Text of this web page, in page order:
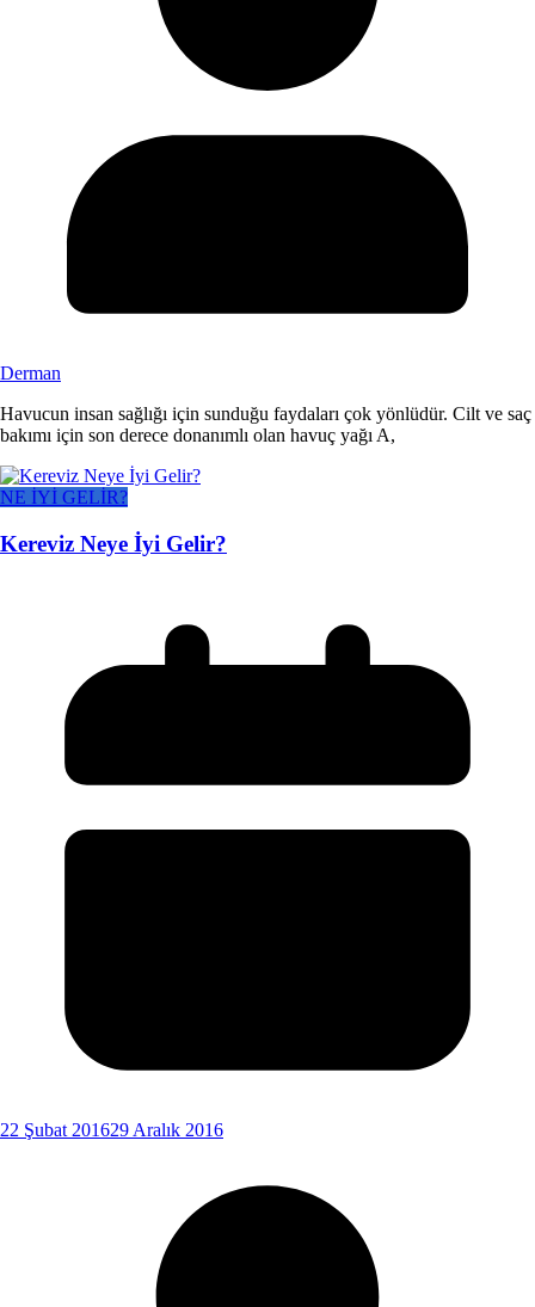
Derman
Havucun insan sağlığı için sunduğu faydaları çok yönlüdür. Cilt ve saç
bakımı için son derece donanımlı olan havuç yağı A,
NE İYİ GELİR?
Kereviz Neye İyi Gelir?
22 Şubat 201629 Aralık 2016